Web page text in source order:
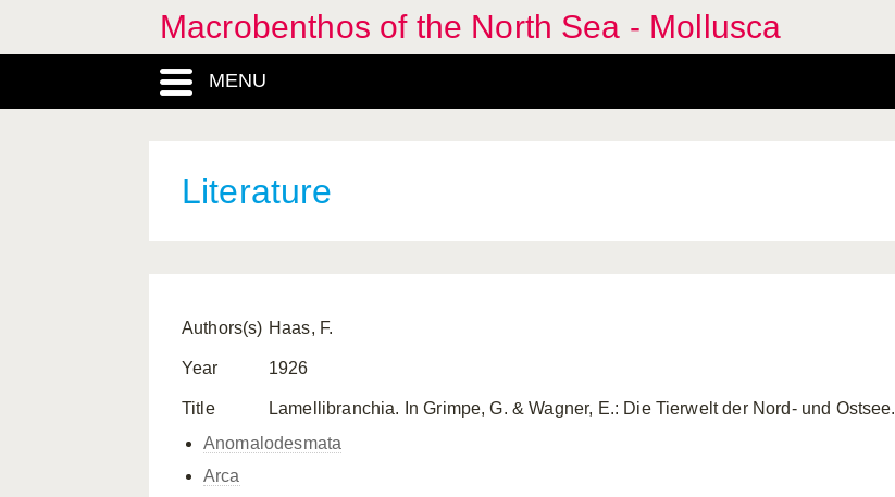
Macrobenthos of the North Sea - Mollusca
MENU
Literature
Authors(s) Haas, F.
Year 1926
Title
Lamellibranchia. In Grimpe, G. & Wagner, E.: Die Tierwelt der Nord- und Ostsee.
Anomalodesmata
Arca